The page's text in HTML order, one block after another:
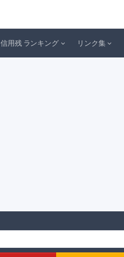
信用残 ランキング リンク集